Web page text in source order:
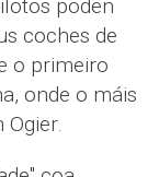
poden
coches de
o primeiro
onde o máis